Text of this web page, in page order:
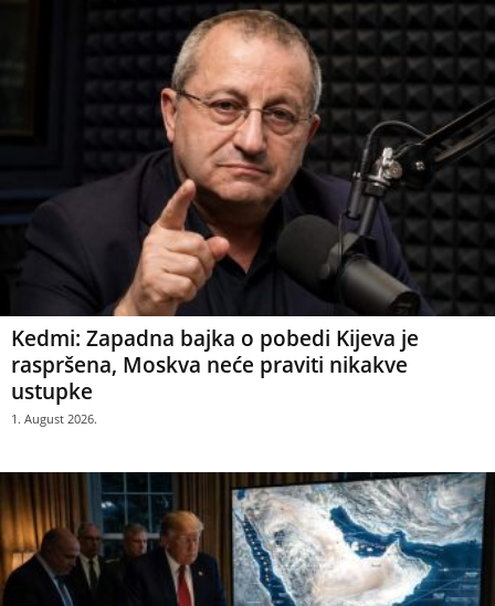
Kedmi: Zapadna bajka o pobedi Kijeva je
raspršena, Moskva neće praviti nikakve
ustupke
1. August 2026.